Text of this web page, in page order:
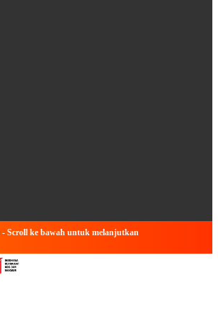
Scroll ke bawah untuk melanjutkan